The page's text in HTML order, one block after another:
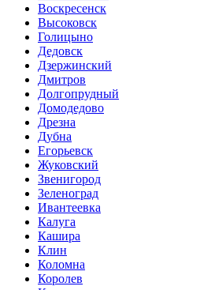
Воскресенск
Высоковск
Голицыно
Дедовск
Дзержинский
Дмитров
Долгопрудный
Домодедово
Дрезна
Дубна
Егорьевск
Жуковский
Звенигород
Зеленоград
Ивантеевка
Калуга
Кашира
Клин
Коломна
Королев